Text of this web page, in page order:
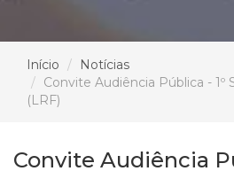
Início
Notícias
Convite Audiência Pública - 1º
(LRF)
Convite Audiência